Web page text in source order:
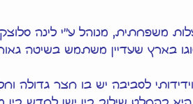
משפחתית, מנוהל ע"י לינה
בארץ שעדיין משתמש בשיטה
לסביבה יש בו חצר גדולה